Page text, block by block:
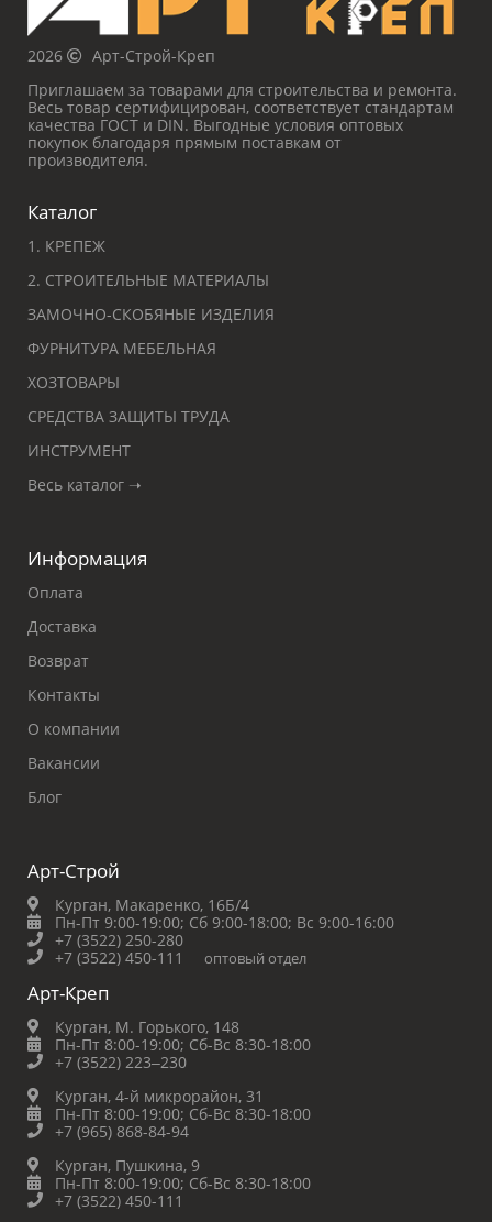
2026
Арт-Строй-Креп
Приглашаем за товарами для строительства и ремонта.
Весь товар сертифицирован, соответствует стандартам
качества ГОСТ и DIN. Выгодные условия оптовых
покупок благодаря прямым поставкам от
производителя.
Каталог
1. КРЕПЕЖ
2. СТРОИТЕЛЬНЫЕ МАТЕРИАЛЫ
ЗАМОЧНО-СКОБЯНЫЕ ИЗДЕЛИЯ
ФУРНИТУРА МЕБЕЛЬНАЯ
ХОЗТОВАРЫ
СРЕДСТВА ЗАЩИТЫ ТРУДА
ИНСТРУМЕНТ
Весь каталог ➝
Информация
Оплата
Доставка
Возврат
Контакты
О компании
Вакансии
Блог
Арт-Строй
Курган, Макаренко, 16Б/4
Пн-Пт 9:00-19:00; Сб 9:00-18:00; Вс 9:00-16:00
+7 (3522) 250-280
+7 (3522) 450-111
оптовый отдел
Арт-Креп
Курган, М. Горького, 148
Пн-Пт 8:00-19:00; Сб-Вс 8:30-18:00
+7 (3522) 223‒230
Курган, 4-й микрорайон, 31
Пн-Пт 8:00-19:00; Сб-Вс 8:30-18:00
+7 (965) 868-84-94
Курган, Пушкина, 9
Пн-Пт 8:00-19:00; Сб-Вс 8:30-18:00
+7 (3522) 450-111